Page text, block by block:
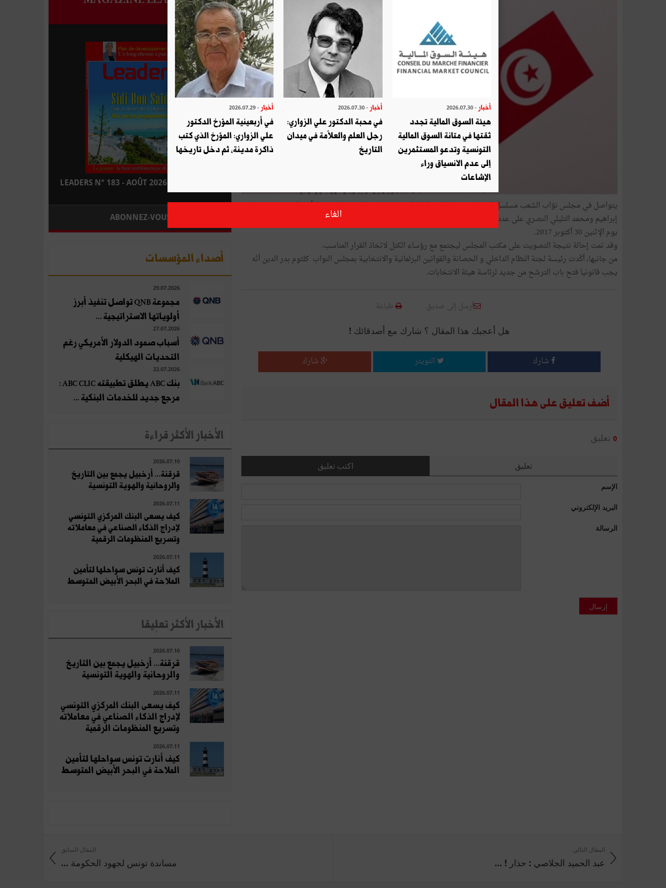
يتواصل في مجلس نوّاب الشعب مسلسل انتخاب رئيس الهيئة العليا المستقلة للانتخابات إذ لم يحصل أحد المترشحين نجلاء
إبراهيم ومحمد التليلي النصري على عدد الأصوات الكافية للفوز وهو 109 أصوات، وذلك في جولة جديدة من الاقتراع جرت
يوم الإثنين 30 أكتوبر 2017.
وقد تمت إحالة نتيجة التصويت على مكتب المجلس ليجتمع مع رؤساء الكتل لاتخاذ القرار المناسب.
من جانبها، أكّدت رئيسة لجنة النظام الداخلي و الحصانة والقوانين البرلمانية والانتخابية بمجلس النواب كلثوم بدر الدين أنّه
يجب قانونيا فتح باب الترشح من جديد لرئاسة هيئة الانتخابات.
أرسل إلى صديق طباعة
هل أعجبك هذا المقال ؟ شارك مع أصدقائك !
شارك التويتر شارك
أضف تعليق على هذا المقال
0 تعليق
اكتب تعليق تعليق
الإسم
البريد الإلكتروني
الرسالة
إرسال
LEADERS N° 183 - AOÛT 2026 : EN KIOSQUE
ABONNEZ-VOUS
أصداء المؤسسات
29.07.2026
مجموعة QNB تواصل تنفيذ أبرز
أولوياتها الاستراتيجية ...
27.07.2026
أسباب صمود الدولار الأمريكي رغم
التحديات الهيكلية
22.07.2026
بنك ABC يطلق تطبيقته ABC CLIC :
مرجع جديد للخدمات البنكية ...
الأخبار الأكثر قراءة
2026.07.10
قرقنة... أرخبيل يجمع بين التاريخ
والروحانية والهوية التونسية
2026.07.11
كيف يسعى البنك المركزي التونسي
لإدراج الذكاء الصناعي في معاملاته
وتسريع المنظومات الرقمية
2026.07.11
كيف أنارت تونس سواحلها لتأمين
الملاحة في البحر الأبيض المتوسط
الأخبار الأكثر تعلِيقا
2026.07.10
قرقنة... أرخبيل يجمع بين التاريخ
والروحانية والهوية التونسية
2026.07.11
كيف يسعى البنك المركزي التونسي
لإدراج الذكاء الصناعي في معاملاته
وتسريع المنظومات الرقمية
2026.07.11
كيف أنارت تونس سواحلها لتأمين
الملاحة في البحر الأبيض المتوسط
المقال السابق
مساندة تونس لجهود الحكومة ...
المقال التالي
عبد الحميد الجلاصي : حذار ! ...
أخبار - 2026.07.30
هيئة السوق المالية تجدد
ثقتها في متانة السوق المالية
التونسية وتدعو المستثمرين
إلى عدم الانسياق وراء
الإشاعات
أخبار - 2026.07.30
في محبة الدكتور علي الزواري:
رجل العلم والعلاّمة في ميدان
التاريخ
أخبار - 2026.07.29
في أربعينية المؤرخ الدكتور
علي الزواري: المؤرخ الذي كتب
ذاكرة مدينة، ثم دخل تاريخها
الغاء